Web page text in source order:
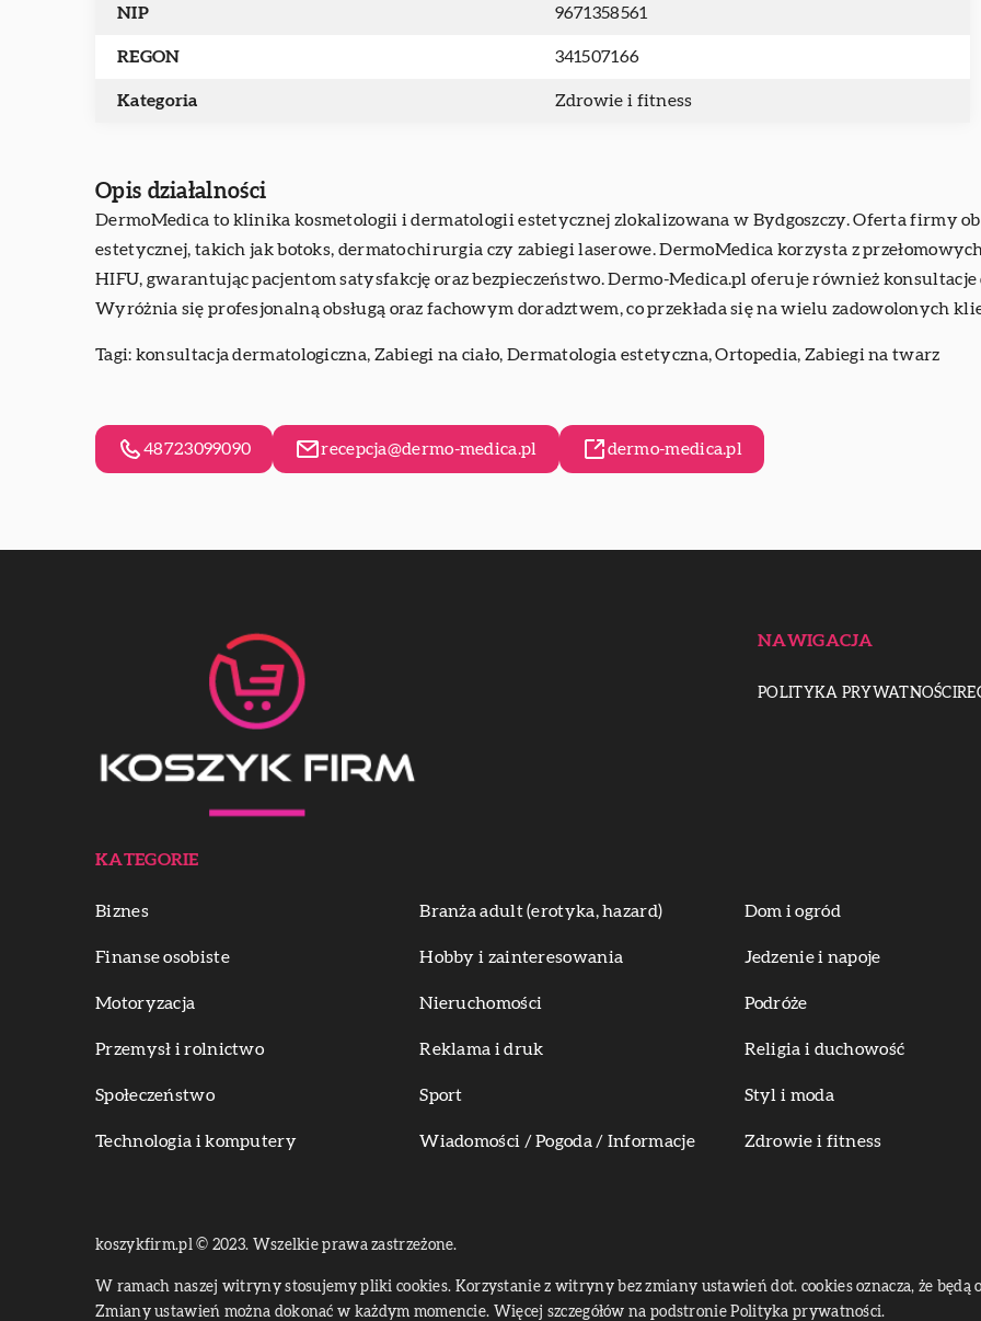
NIP 9671358561
REGON 341507166
Kategoria Zdrowie i fitness
Opis działalności
DermoMedica to klinika kosmetologii i dermatologii estetycznej zlokalizowana w Bydgoszczy. Oferta firmy
estetycznej, takich jak botoks, dermatochirurgia czy zabiegi laserowe. DermoMedica korzysta z
HIFU, gwarantując pacjentom satysfakcję oraz bezpieczeństwo. Dermo-Medica.pl oferuje również konsultacje
Wyróżnia się profesjonalną obsługą oraz fachowym doradztwem, co przekłada się na wielu zadowolonych
Tagi: konsultacja dermatologiczna, Zabiegi na ciało, Dermatologia estetyczna, Ortopedia, Zabiegi na twarz
48723099090 recepcja@dermo-medica.pl dermo-medica.pl
NAWIGACJA
POLITYKA PRYWATNOŚCI
KATEGORIE
Biznes Branża adult (erotyka, hazard) Dom i ogród
Finanse osobiste Hobby i zainteresowania Jedzenie i napoje
Motoryzacja Nieruchomości Podróże
Przemysł i rolnictwo Reklama i druk Religia i duchowość
Społeczeństwo Sport Styl i moda
Technologia i komputery Wiadomości / Pogoda / Informacje Zdrowie i fitness
koszykfirm.pl © 2023. Wszelkie prawa zastrzeżone.
W ramach naszej witryny stosujemy pliki cookies. Korzystanie z witryny bez zmiany ustawień dot. cookies oznacza, że będą
Zmiany ustawień można dokonać w każdym momencie. Więcej szczegółów na podstroniePolityka prywatności.